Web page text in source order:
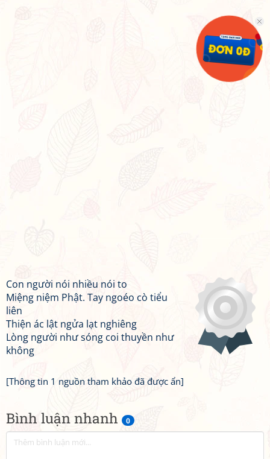
Bình luận nhanh 0
Con người nói nhiều nói to
Miệng niệm Phật. Tay ngoéo cò tiểu
liên
Thiện ác lật ngửa lạt nghiêng
Lòng người như sóng coi thuyền như
không
[Thông tin 1 nguồn tham khảo đã được ẩn]